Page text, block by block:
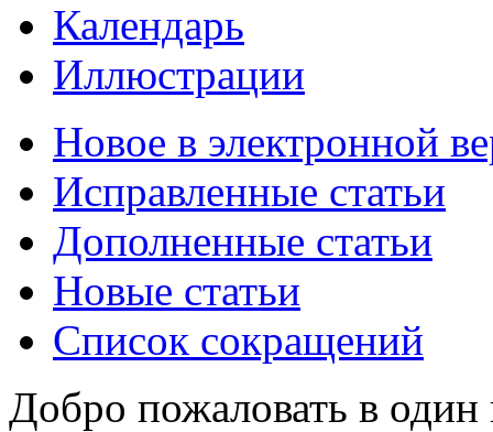
Календарь
Иллюстрации
Новое в электронной
Исправленные статьи
Дополненные статьи
Новые статьи
Список сокращений
Добро пожаловать в